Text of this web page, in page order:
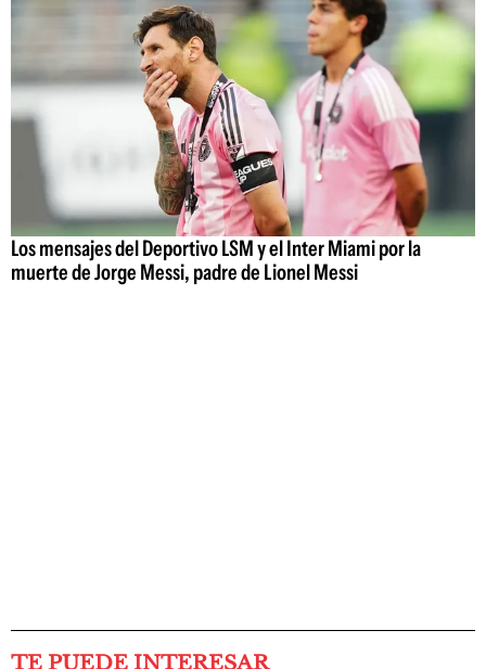
Los mensajes del Deportivo LSM y el Inter Miami por la
muerte de Jorge Messi, padre de Lionel Messi
TE PUEDE INTERESAR